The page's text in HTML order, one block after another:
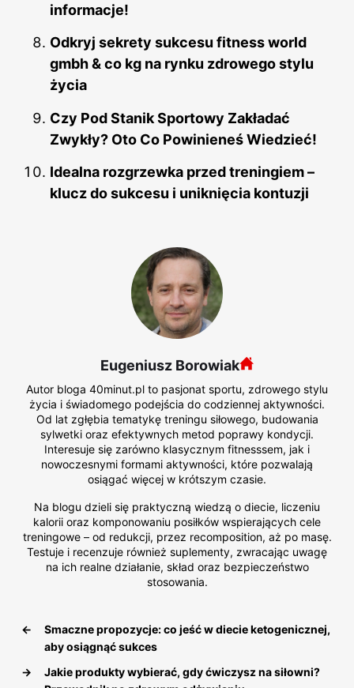
informacje!
Odkryj sekrety sukcesu fitness world
gmbh & co kg na rynku zdrowego stylu
życia
Czy Pod Stanik Sportowy Zakładać
Zwykły? Oto Co Powinieneś Wiedzieć!
Idealna rozgrzewka przed treningiem –
klucz do sukcesu i uniknięcia kontuzji
Eugeniusz Borowiak
Autor bloga 40minut.pl to pasjonat sportu, zdrowego stylu
życia i świadomego podejścia do codziennej aktywności.
Od lat zgłębia tematykę treningu siłowego, budowania
sylwetki oraz efektywnych metod poprawy kondycji.
Interesuje się zarówno klasycznym fitnesssem, jak i
nowoczesnymi formami aktywności, które pozwalają
osiągać więcej w krótszym czasie.
Na blogu dzieli się praktyczną wiedzą o diecie, liczeniu
kalorii oraz komponowaniu posiłków wspierających cele
treningowe – od redukcji, przez recomposition, aż po masę.
Testuje i recenzuje również suplementy, zwracając uwagę
na ich realne działanie, skład oraz bezpieczeństwo
stosowania.
←
Smaczne propozycje: co jeść w diecie ketogenicznej,
aby osiągnąć sukces
→
Jakie produkty wybierać, gdy ćwiczysz na siłowni?